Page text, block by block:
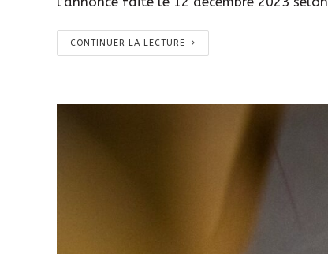
Long
Description
CONTINUER LA LECTURE